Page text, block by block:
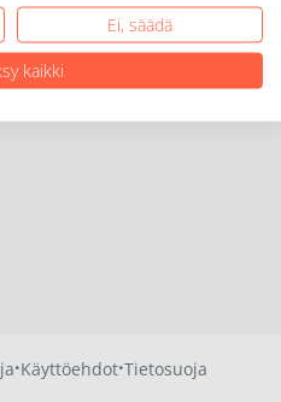
·Käyttöehdot·Tietosuoja
Ei, säädä
kaikki